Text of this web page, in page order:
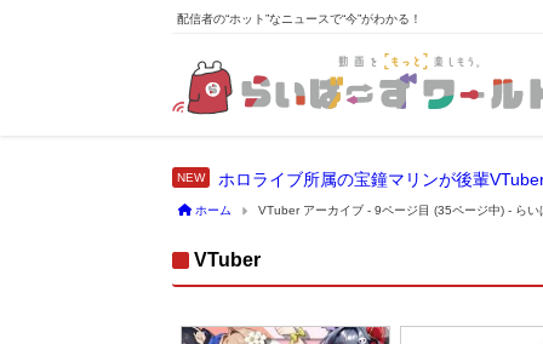
配信者の“ホット”なニュースで“今”がわかる！
ホーム VTuber アーカイブ - 9ページ目 (35ページ中) - らい
VTuber